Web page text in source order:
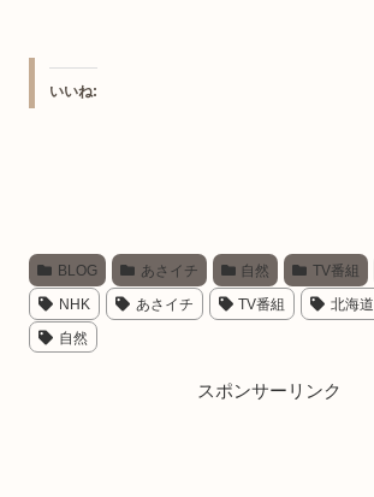
いいね:
BLOG あさイチ 自然 TV番組
NHK あさイチ TV番組 北海道
自然
スポンサーリンク